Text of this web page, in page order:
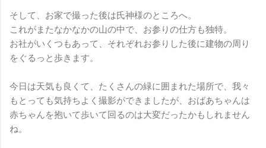
そして、お家で撮った後は氏神様のところへ。
これがまたなかなかの山の中で、お参りの仕方も独特。
お社がいくつもあって、それぞれお参りした後に建物の周り
をぐるっと歩きます。
今日は天気も良くて、たくさんの緑に囲まれた場所で、我々
もとっても気持ちよく撮影ができましたが、おばあちゃんは
赤ちゃんを抱いて歩いて回るのは大変だったかもしれません
ね。